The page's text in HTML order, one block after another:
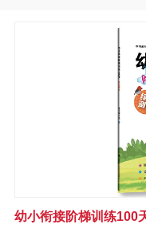
幼小衔接阶梯训练100